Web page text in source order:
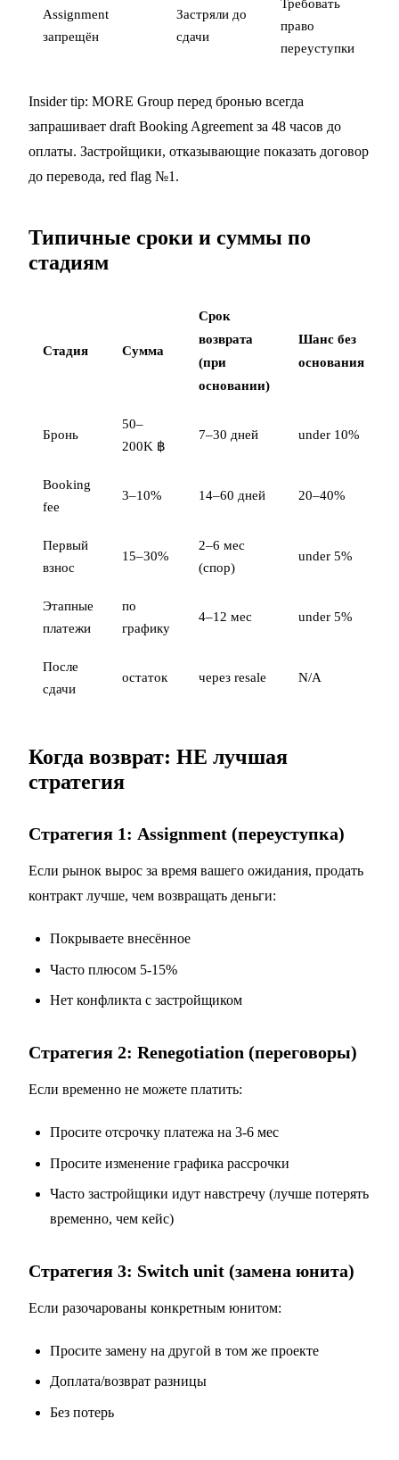
Assignment
запрещён
Застряли до
сдачи
Требовать
право
переуступки
Insider tip: MORE Group перед бронью всегда
запрашивает draft Booking Agreement за 48 часов до
оплаты. Застройщики, отказывающие показать договор
до перевода, red flag №1.
Типичные сроки и суммы по
стадиям
Стадия Сумма
Срок
возврата
(при
основании)
Шанс без
основания
Бронь
50–
200K ฿
7–30 дней under 10%
Booking
fee
3–10% 14–60 дней 20–40%
Первый
взнос
15–30%
2–6 мес
(спор)
under 5%
Этапные
платежи
по
графику
4–12 мес under 5%
После
сдачи
остаток через resale N/A
Когда возврат: НЕ лучшая
стратегия
Стратегия 1: Assignment (переуступка)
Если рынок вырос за время вашего ожидания, продать
контракт лучше, чем возвращать деньги:
Покрываете внесённое
Часто плюсом 5-15%
Нет конфликта с застройщиком
Стратегия 2: Renegotiation (переговоры)
Если временно не можете платить:
Просите отсрочку платежа на 3-6 мес
Просите изменение графика рассрочки
Часто застройщики идут навстречу (лучше потерять
временно, чем кейс)
Стратегия 3: Switch unit (замена юнита)
Если разочарованы конкретным юнитом:
Просите замену на другой в том же проекте
Доплата/возврат разницы
Без потерь